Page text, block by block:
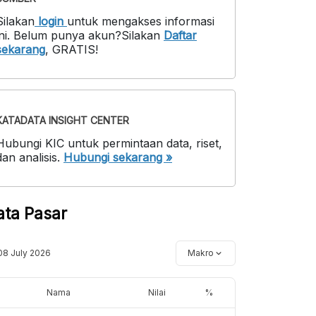
login untuk mengakses informasi
. Belum punya akun?Silakan Daftar
, GRATIS!
INSIGHT CENTER
KIC untuk permintaan data, riset,
analisis. Hubungi sekarang »
Pasar
July 2026 Makro
Nama Nilai %